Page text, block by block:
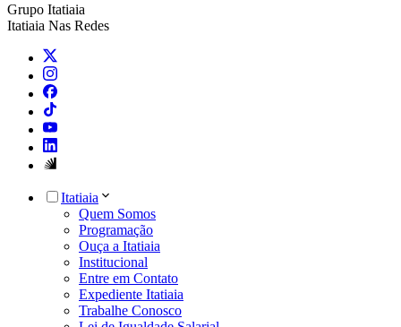
Grupo Itatiaia
Itatiaia Nas Redes
Itatiaia
Quem Somos
Programação
Ouça a Itatiaia
Institucional
Entre em Contato
Expediente Itatiaia
Trabalhe Conosco